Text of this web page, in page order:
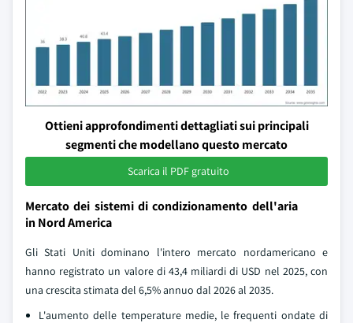
Ottieni approfondimenti dettagliati sui principali
segmenti che modellano questo mercato
Scarica il PDF gratuito
Mercato dei sistemi di condizionamento dell'aria
in Nord America
Gli Stati Uniti dominano l'intero mercato nordamericano e
hanno registrato un valore di 43,4 miliardi di USD nel 2025, con
una crescita stimata del 6,5% annuo dal 2026 al 2035.
L'aumento delle temperature medie, le frequenti ondate di